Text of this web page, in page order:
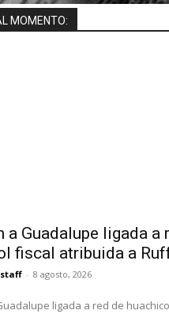
MOMENTO:
a Guadalupe ligada a
fiscal atribuida a
staff - 8 agosto, 2026
ligada a red de